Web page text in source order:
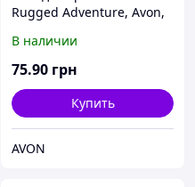
Rugged Adventure, Avon,
В наличии
75.90 грн
Купить
AVON